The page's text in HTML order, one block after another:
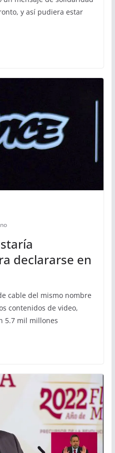
y así pudiera estar
declararse en
cable del mismo nombre
contenidos de video,
5.7 mil millones